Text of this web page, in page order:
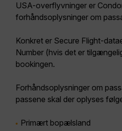
USA-overflyvninger er
forhåndsoplysninger om
Konkret er Secure Flight-
Number (hvis det er
bookingen.
Forhåndsoplysninger om
passene skal der oplyses
Primært bopælsland